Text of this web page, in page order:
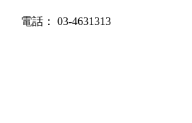
電話： 03-4631313